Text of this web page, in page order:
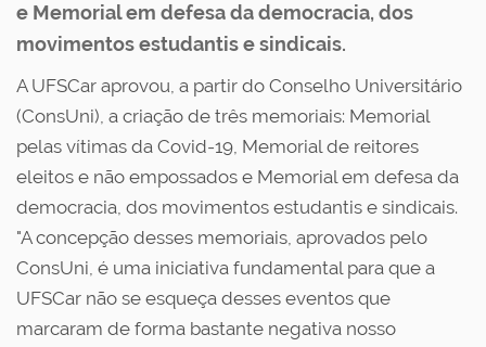
e Memorial em defesa da democracia, dos
movimentos estudantis e sindicais.
A UFSCar aprovou, a partir do Conselho Universitário
(ConsUni), a criação de três memoriais: Memorial
pelas vítimas da Covid-19, Memorial de reitores
eleitos e não empossados e Memorial em defesa da
democracia, dos movimentos estudantis e sindicais.
"A concepção desses memoriais, aprovados pelo
ConsUni, é uma iniciativa fundamental para que a
UFSCar não se esqueça desses eventos que
marcaram de forma bastante negativa nosso